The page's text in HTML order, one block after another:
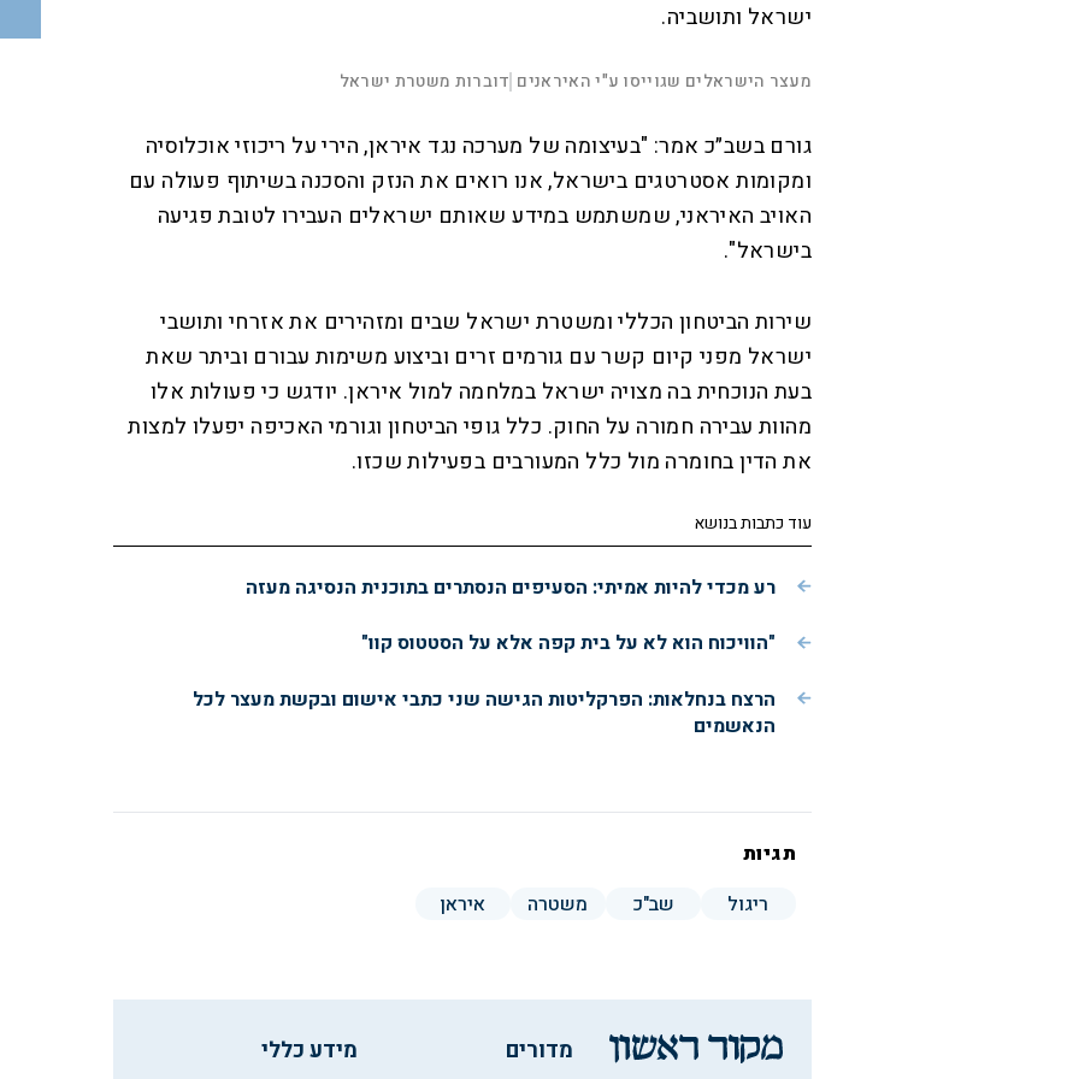
ישראל ותושביה.
a
y
d
e
.
%
s
r
e
n
r
a
t
n
מעצר הישראלים שגוייסו ע"י האיראנים |דוברות משטרת ישראל
גורם בשב״כ אמר: "בעיצומה של מערכה נגד איראן, הירי על ריכוזי אוכלוסיה
ומקומות אסטרטגים בישראל, אנו רואים את הנזק והסכנה בשיתוף פעולה עם
האויב האיראני, שמשתמש במידע שאותם ישראלים העבירו לטובת פגיעה
בישראל".
שירות הביטחון הכללי ומשטרת ישראל שבים ומזהירים את אזרחי ותושבי
ישראל מפני קיום קשר עם גורמים זרים וביצוע משימות עבורם וביתר שאת
בעת הנוכחית בה מצויה ישראל במלחמה למול איראן. יודגש כי פעולות אלו
מהוות עבירה חמורה על החוק. כלל גופי הביטחון וגורמי האכיפה יפעלו למצות
את הדין בחומרה מול כלל המעורבים בפעילות שכזו.
עוד כתבות בנושא
רע מכדי להיות אמיתי: הסעיפים הנסתרים בתוכנית הנסיגה מעזה
"הוויכוח הוא לא על בית קפה אלא על הסטטוס קוו"
הרצח בנחלאות: הפרקליטות הגישה שני כתבי אישום ובקשת מעצר לכל
הנאשמים
תגיות
ריגול
שב"כ משטרה איראן
מדורים מידע כללי